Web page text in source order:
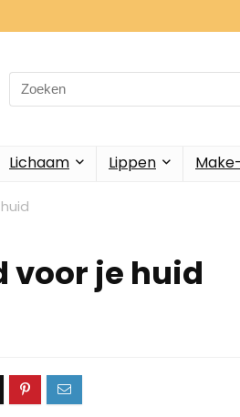
Search
for:
Lichaam Lippen
voor je huid